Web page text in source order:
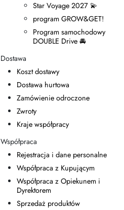
Star Voyage 2027 💫
program GROW&GET!
Program samochodowy
DOUBLE Drive 🚘
Dostawa
Koszt dostawy
Dostawa hurtowa
Zamówienie odroczone
Zwroty
Kraje współpracy
Współpraca
Rejestracja i dane personalne
Współpraca z Kupującym
Współpraca z Opiekunem i
Dyrektorem
Sprzedaż produktów